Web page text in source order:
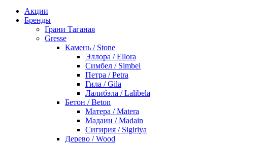
Акции
Бренды
Грани Таганая
Gresse
Камень / Stone
Эллора / Ellora
Симбел / Simbel
Петра / Petra
Гила / Gila
Лалибэла / Lalibela
Бетон / Beton
Матера / Matera
Мадаин / Madain
Сигирия / Sigiriya
Дерево / Wood